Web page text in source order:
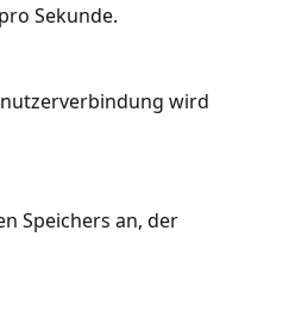
Sekunde.
wird
Speichers an, der